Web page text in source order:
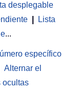
desplegable
Lista
...
específico
Alternar el
ocultas